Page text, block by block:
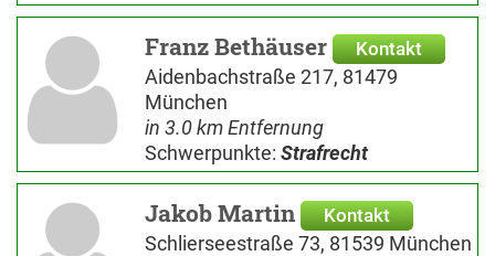
Franz Bethäuser Kontakt
Aidenbachstraße 217, 81479
München
in 3.0 km Entfernung
Schwerpunkte: Strafrecht
Jakob Martin Kontakt
Schlierseestraße 73, 81539 München